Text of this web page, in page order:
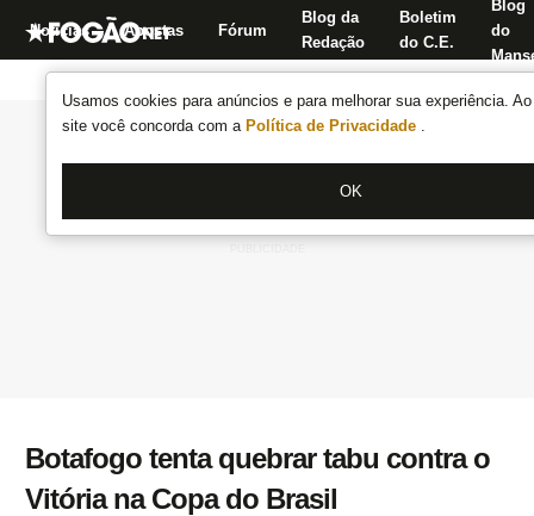
Usamos cookies para anúncios e para melhorar sua experiência.
site você concorda com a Política de Privacidade .
OK
Notícias Apostas Fórum
Blog da
Redação
Boletim
do C.E.
Blog
do
Botafogo tenta quebrar tabu contra o
Vitória na Copa do Brasil